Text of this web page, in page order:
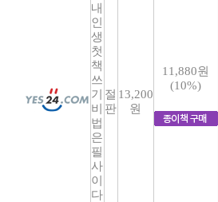
내
인
생
첫
책
쓰
기
비
법
은
필
사
이
다
절
판
13,200
원
11,880원
(10%)